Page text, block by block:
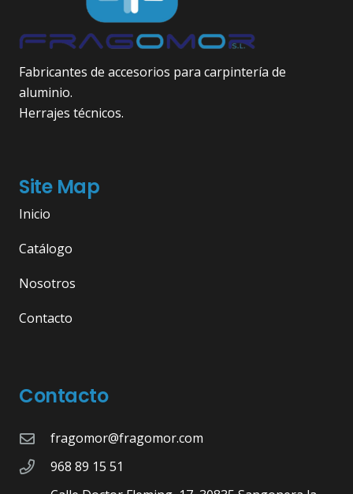
Fabricantes de accesorios para carpintería de
aluminio.
Herrajes técnicos.
Site Map
Inicio
Catálogo
Nosotros
Contacto
Contacto
fragomor@fragomor.com
968 89 15 51